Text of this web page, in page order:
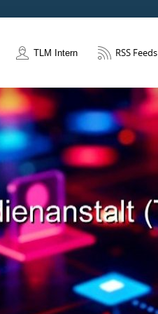
TLM Intern RSS Feeds